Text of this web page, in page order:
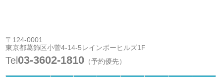
〒124-0001
東京都葛飾区小菅4-14-5レインボーヒルズ1F
Tel 03-3602-1810 （予約優先）